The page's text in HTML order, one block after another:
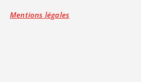
Mentions légales